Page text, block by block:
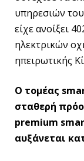
υπηρεσιών
είχε ανοίξει
ηλεκτρικών
ηπειρωτικής
Ο τομέας
σταθερή
premium
αυξάνεται